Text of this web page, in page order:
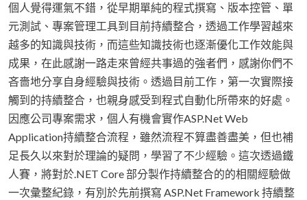
個人覺得運氣不錯，從早期單純的程式撰寫、版本控管、單
元測試、專案管理工具到目前持續整合，透過工作學習越來
越多的知識與技術，而這些知識技術也逐漸優化工作效能與
成果，在此感謝一路走來曾經共事過的強者們，感謝你們不
吝嗇地分享自身經驗與技術。透過目前工作，第一次實際接
觸到的持續整合，也親身感受到程式自動化所帶來的好處。
因應公司專案需求，個人有機會實作ASP.Net Web
Application持續整合流程，雖然流程不算盡善盡美，但也補
足長久以來對於理論的疑問，學習了不少經驗。這次透過鐵
人賽，將對於.NET Core 部分製作持續整合的的相關經驗做
一次彙整紀錄，有別於先前撰寫 ASP.Net Framework 持續整